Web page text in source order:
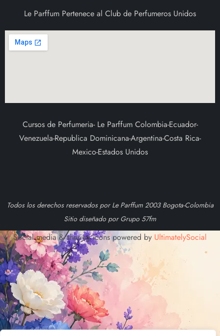
Le Parffum Pertenece al Club de Perfumeros Unidos
Cursos de Perfumeria- Le Parffum Colombia-Ecuador-
Venezuela-Republica Dominicana-Argentina-Costa Rica-
Mexico-Estados Unidos
Todos los derechos reservados por Le Parffum 2003 Bogota-Colombia
Sitio diseñado por Grupo 57fm
Social media & sharing icons powered by UltimatelySocial